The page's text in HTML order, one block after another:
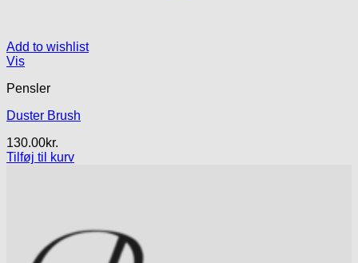
Add to wishlist
Vis
Pensler
Duster Brush
130.00kr.
Tilføj til kurv